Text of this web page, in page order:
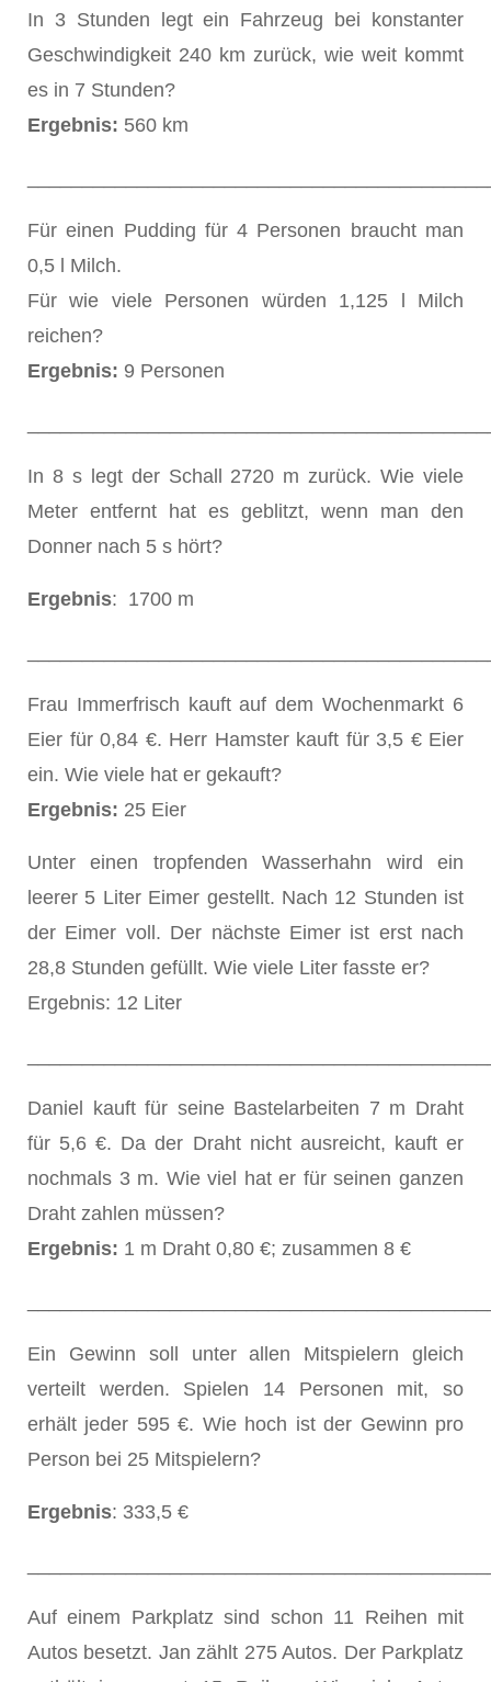
In 3 Stunden legt ein Fahrzeug bei konstanter
Geschwindigkeit 240 km zurück, wie weit kommt
es in 7 Stunden?
Ergebnis: 560 km
Für einen Pudding für 4 Personen braucht man
0,5 l Milch.
Für wie viele Personen würden 1,125 l Milch
reichen?
Ergebnis: 9 Personen
In 8 s legt der Schall 2720 m zurück. Wie viele
Meter entfernt hat es geblitzt, wenn man den
Donner nach 5 s hört?
Ergebnis: 1700 m
Frau Immerfrisch kauft auf dem Wochenmarkt 6
Eier für 0,84 €. Herr Hamster kauft für 3,5 € Eier
ein. Wie viele hat er gekauft?
Ergebnis: 25 Eier
Unter einen tropfenden Wasserhahn wird ein
leerer 5 Liter Eimer gestellt. Nach 12 Stunden ist
der Eimer voll. Der nächste Eimer ist erst nach
28,8 Stunden gefüllt. Wie viele Liter fasste er?
Ergebnis: 12 Liter
Daniel kauft für seine Bastelarbeiten 7 m Draht
für 5,6 €. Da der Draht nicht ausreicht, kauft er
nochmals 3 m. Wie viel hat er für seinen ganzen
Draht zahlen müssen?
Ergebnis: 1 m Draht 0,80 €; zusammen 8 €
Ein Gewinn soll unter allen Mitspielern gleich
verteilt werden. Spielen 14 Personen mit, so
erhält jeder 595 €. Wie hoch ist der Gewinn pro
Person bei 25 Mitspielern?
Ergebnis: 333,5 €
Auf einem Parkplatz sind schon 11 Reihen mit
Autos besetzt. Jan zählt 275 Autos. Der Parkplatz